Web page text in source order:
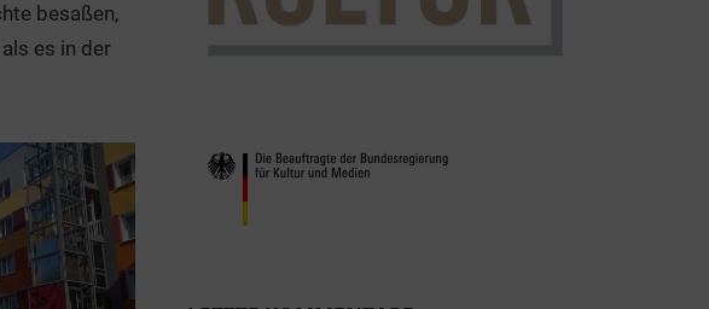
besaßen,
es in der